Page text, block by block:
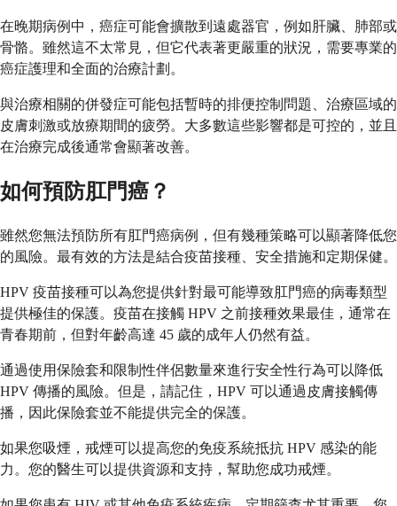
在晚期病例中，癌症可能會擴散到遠處器官，例如肝臟、肺部或
骨骼。雖然這不太常見，但它代表著更嚴重的狀況，需要專業的
癌症護理和全面的治療計劃。
與治療相關的併發症可能包括暫時的排便控制問題、治療區域的
皮膚刺激或放療期間的疲勞。大多數這些影響都是可控的，並且
在治療完成後通常會顯著改善。
如何預防肛門癌？
雖然您無法預防所有肛門癌病例，但有幾種策略可以顯著降低您
的風險。最有效的方法是結合疫苗接種、安全措施和定期保健。
HPV 疫苗接種可以為您提供針對最可能導致肛門癌的病毒類型
提供極佳的保護。疫苗在接觸 HPV 之前接種效果最佳，通常在
青春期前，但對年齡高達 45 歲的成年人仍然有益。
通過使用保險套和限制性伴侶數量來進行安全性行為可以降低
HPV 傳播的風險。但是，請記住，HPV 可以通過皮膚接觸傳
播，因此保險套並不能提供完全的保護。
如果您吸煙，戒煙可以提高您的免疫系統抵抗 HPV 感染的能
力。您的醫生可以提供資源和支持，幫助您成功戒煙。